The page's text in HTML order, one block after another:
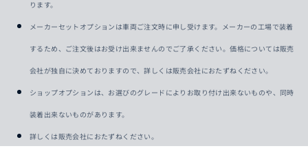
ります。
メーカーセットオプションは車両ご注文時に申し受けます。メーカーの工場で装着
するため、ご注文後はお受け出来ませんのでご了承ください。価格については販売
会社が独自に決めておりますので、詳しくは販売会社におたずねください。
ショップオプションは、お選びのグレードによりお取り付け出来ないものや、同時
装着出来ないものがあります。
詳しくは販売会社におたずねください。